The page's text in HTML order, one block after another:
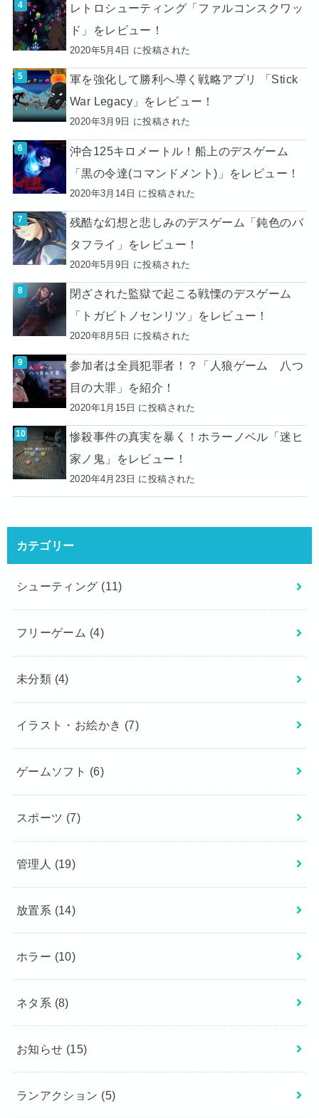
レトロシューティング「ファルコンスクワッ
ド」をレビュー！
2020年5月4日 に投稿された
軍を強化して勝利へ導く戦略アプリ 「Stick
War Legacy」をレビュー！
2020年3月9日 に投稿された
沖合125キロメートル！船上のデスゲーム
「黒の令達(コマンドメント)」をレビュー！
2020年3月14日 に投稿された
残酷な幻想と悲しみのデスゲーム「鈍色のバ
タフライ」をレビュー！
2020年5月9日 に投稿された
閉ざされた監獄で起こる戦慄のデスゲーム
「トガビトノセンリツ」をレビュー！
2020年8月5日 に投稿された
参加者は全員犯罪者！？「人狼ゲーム 八つ
目の大罪」を紹介！
2020年1月15日 に投稿された
惨殺事件の真実を暴く！ホラーノベル「迷ヒ
家ノ鬼」をレビュー！
2020年4月23日 に投稿された
カテゴリー
シューティング (11)
フリーゲーム (4)
未分類 (4)
イラスト・お絵かき (7)
ゲームソフト (6)
スポーツ (7)
管理人 (19)
放置系 (14)
ホラー (10)
ネタ系 (8)
お知らせ (15)
ランアクション (5)